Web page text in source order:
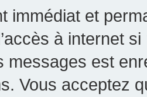
immédiat et
à internet
messages est
Vous acceptez